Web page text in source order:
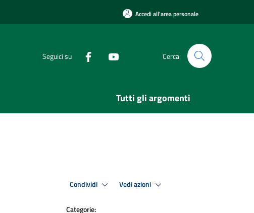
Accedi all'area personale
Seguici su Cerca
Tutti gli argomenti
Condividi Vedi azioni
Categorie: